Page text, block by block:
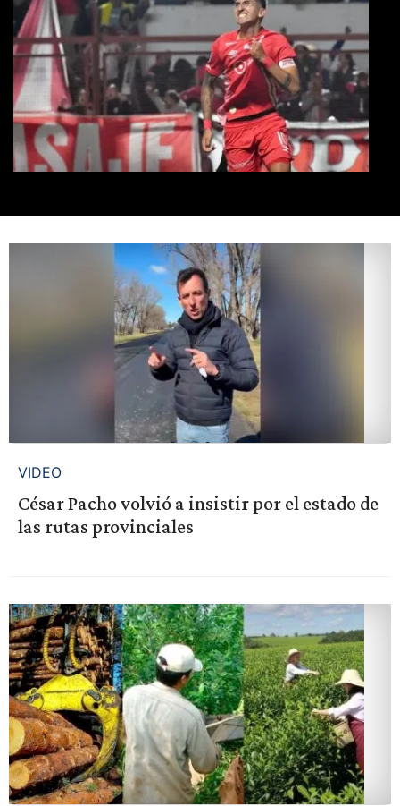
VIDEO
César Pacho volvió a insistir por el estado de
las rutas provinciales